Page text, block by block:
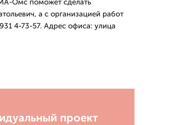
Омс поможет сделать
а с организацией работ
4-73-57. Адрес офиса: улица
проект